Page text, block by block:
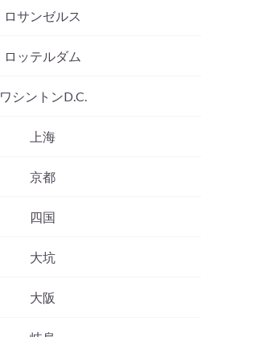
ロサンゼルス
ロッテルダム
ワシントンD.C.
上海
京都
四国
大坑
大阪